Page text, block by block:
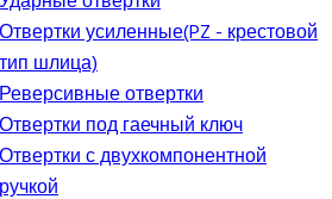
Отвертки усиленные(PZ - крестовой
тип шлица)
Реверсивные отвертки
Отвертки под гаечный ключ
Отвертки с двухкомпонентной
ручкой